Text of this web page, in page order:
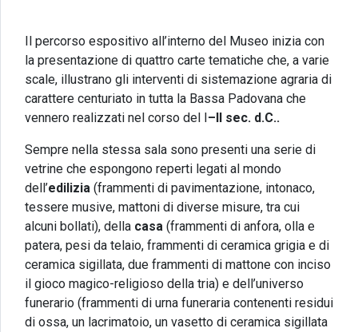
Il percorso espositivo all’interno del Museo inizia con
la presentazione di quattro carte tematiche che, a varie
scale, illustrano gli interventi di sistemazione agraria di
carattere centuriato in tutta la Bassa Padovana che
vennero realizzati nel corso del I–II sec. d.C..
Sempre nella stessa sala sono presenti una serie di
vetrine che espongono reperti legati al mondo
dell’edilizia (frammenti di pavimentazione, intonaco,
tessere musive, mattoni di diverse misure, tra cui
alcuni bollati), della casa (frammenti di anfora, olla e
patera, pesi da telaio, frammenti di ceramica grigia e di
ceramica sigillata, due frammenti di mattone con inciso
il gioco magico-religioso della tria) e dell’universo
funerario (frammenti di urna funeraria contenenti residui
di ossa, un lacrimatoio, un vasetto di ceramica sigillata